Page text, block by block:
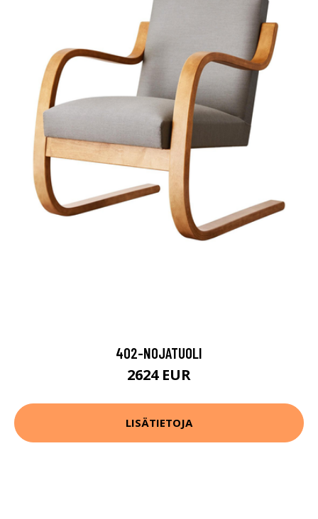
402-NOJATUOLI
2624 EUR
LISÄTIETOJA